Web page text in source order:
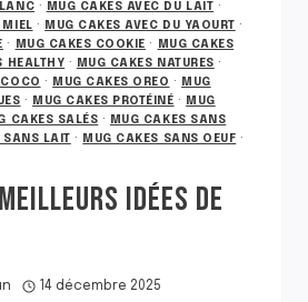
· MUG CAKES AVEC DU LAIT ·
MIEL · MUG CAKES AVEC DU YAOURT ·
· MUG CAKES COOKIE ·
MUG CAKES
HEALTHY · MUG CAKES NATURES ·
· MUG CAKES OREO ·
MUG
· MUG CAKES PROTÉINÉ ·
MUG
CAKES SALÉS ·
MUG CAKES SANS
SANS LAIT · MUG CAKES SANS OEUF ·
IDÉES DE
14 décembre 2025